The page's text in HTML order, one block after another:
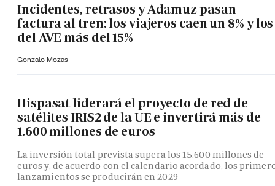
Incidentes, retrasos y Adamuz pasan
factura al tren: los viajeros caen un 8% y los
del AVE más del 15%
Gonzalo Mozas
Hispasat liderará el proyecto de red de
satélites IRIS2 de la UE e invertirá más de
1.600 millones de euros
La inversión total prevista supera los 15.600 millones de
euros y, de acuerdo con el calendario acordado, los
lanzamientos se producirán en 2029